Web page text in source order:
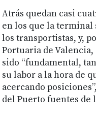
Atrás quedan casi
en los que la terminal
los transportistas, y,
Portuaria de
sido “fundamental,
su labor a la hora de
acercando
del Puerto fuentes de